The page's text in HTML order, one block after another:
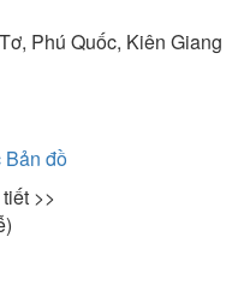
Phú Quốc, Kiên Giang
Bản đồ
>>